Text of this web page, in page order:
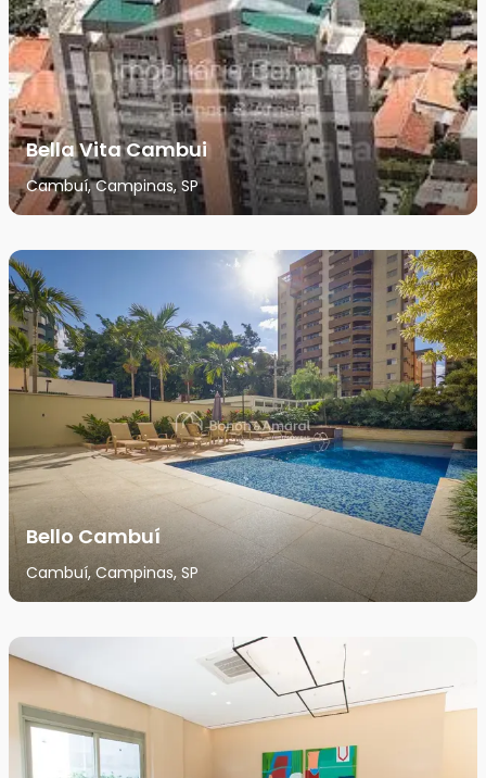
Bella Vita Cambui
Cambuí, Campinas, SP
Bello Cambuí
Cambuí, Campinas, SP